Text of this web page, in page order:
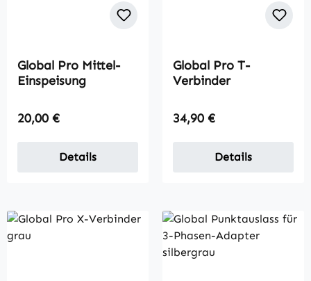
Global Pro Mittel-
Einspeisung
Regulärer Preis:
20,00 €
Details
Global Pro T-
Verbinder
Regulärer Preis:
34,90 €
Details